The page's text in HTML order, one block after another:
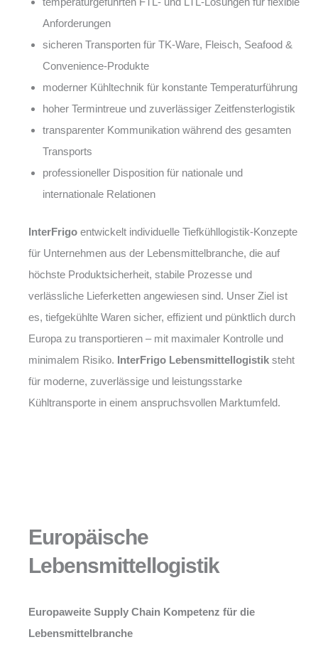
Anforderungen
sicheren Transporten für TK-Ware, Fleisch, Seafood &
Convenience-Produkte
moderner Kühltechnik für konstante Temperaturführung
hoher Termintreue und zuverlässiger Zeitfensterlogistik
transparenter Kommunikation während des gesamten
Transports
professioneller Disposition für nationale und
internationale Relationen
InterFrigo entwickelt individuelle Tiefkühllogistik-Konzepte
für Unternehmen aus der Lebensmittelbranche, die auf
höchste Produktsicherheit, stabile Prozesse und
verlässliche Lieferketten angewiesen sind. Unser Ziel ist
es, tiefgekühlte Waren sicher, effizient und pünktlich durch
Europa zu transportieren – mit maximaler Kontrolle und
minimalem Risiko. InterFrigo Lebensmittellogistik steht
für moderne, zuverlässige und leistungsstarke
Kühltransporte in einem anspruchsvollen Marktumfeld.
Europäische
Lebensmittellogistik
Europaweite Supply Chain Kompetenz für die
Lebensmittelbranche